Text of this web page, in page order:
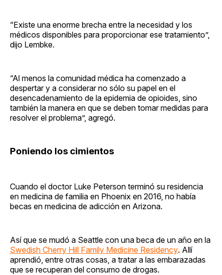
“Existe una enorme brecha entre la necesidad y los
médicos disponibles para proporcionar ese tratamiento”,
dijo Lembke.
“Al menos la comunidad médica ha comenzado a
despertar y a considerar no sólo su papel en el
desencadenamiento de la epidemia de opioides, sino
también la manera en que se deben tomar medidas para
resolver el problema”, agregó.
Poniendo los cimientos
Cuando el doctor Luke Peterson terminó su residencia
en medicina de familia en Phoenix en 2016, no había
becas en medicina de adicción en Arizona.
Así que se mudó a Seattle con una beca de un año en la
Swedish Cherry Hill Family Medicine Residency. Allí
aprendió, entre otras cosas, a tratar a las embarazadas
que se recuperan del consumo de drogas.